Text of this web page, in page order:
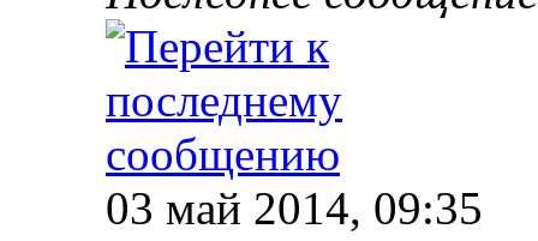
03 май 2014, 09:35